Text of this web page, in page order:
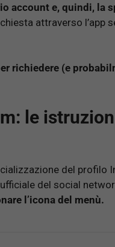
account e, quindi, la
attraverso l’app
richiedere (e
le
del profilo
del social
l’icona del menù.